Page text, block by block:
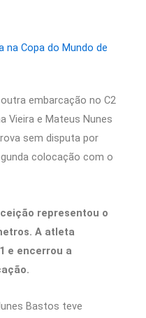
na Copa do Mundo de
embarcação no C2
Vieira e Mateus Nunes
sem disputa por
colocação com o
representou o
A atleta
e encerrou a
Bastos teve